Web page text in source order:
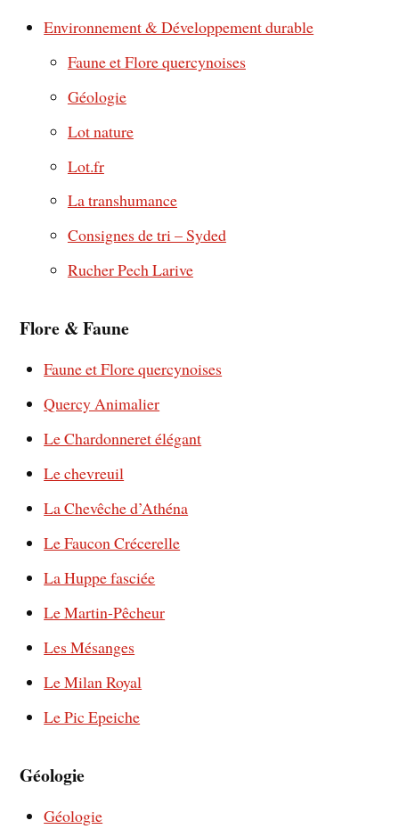
Environnement & Développement durable
Faune et Flore quercynoises
Géologie
Lot nature
Lot.fr
La transhumance
Consignes de tri – Syded
Rucher Pech Larive
Flore & Faune
Faune et Flore quercynoises
Quercy Animalier
Le Chardonneret élégant
Le chevreuil
La Chevêche d’Athéna
Le Faucon Crécerelle
La Huppe fasciée
Le Martin-Pêcheur
Les Mésanges
Le Milan Royal
Le Pic Epeiche
Géologie
Géologie